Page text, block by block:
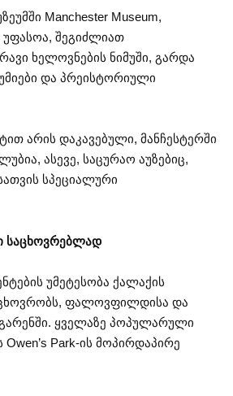
Manchester Museum,
შეგიძლიათ
ხელოვნების ნიმუში, გარდა
და პრეისტორიული
არის დაკავებული, მანჩესტერში
ასევე, საცურაო აუზებიც,
სპეციალური
საცხოვრებლად
უმეტესობა ქალაქის
ფალოვფილდისა და
ყველაზე პოპულარული
Park-ის მოპირდაპირე